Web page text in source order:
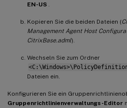
EN-US
Kopieren Sie die beiden Dateien (
Management Agent Host
CitrixBase.adml).
Wechseln Sie zum Ordner
Dateien ein.
Konfigurieren Sie ein
Gruppenrichtlinienverwaltungs-Editor